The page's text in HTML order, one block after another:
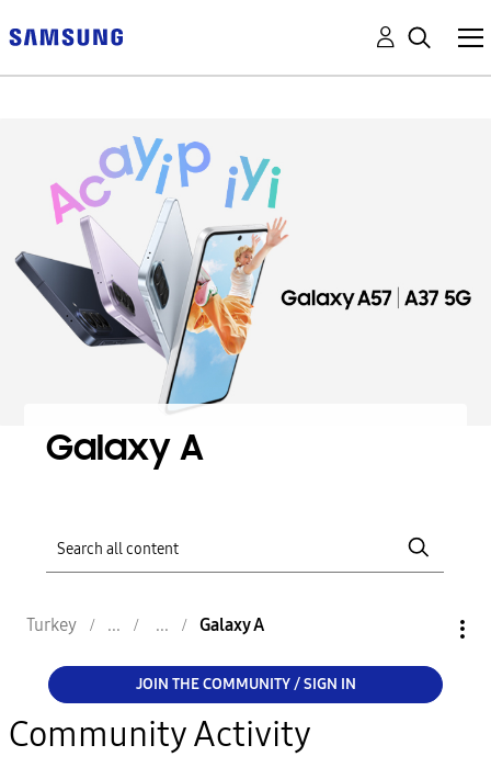
Galaxy A
Turkey Galaxy A
JOIN THE COMMUNITY / SIGN IN
Community Activity